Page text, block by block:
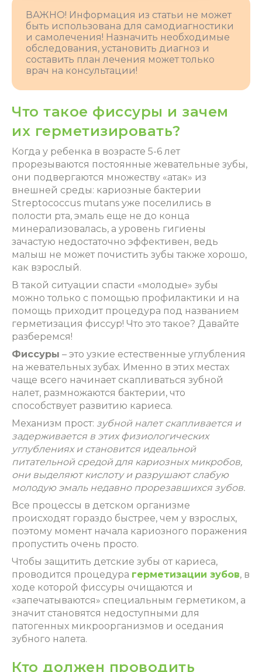
ВАЖНО! Информация из статьи не может
быть использована для самодиагностики
и самолечения! Назначить необходимые
обследования, установить диагноз и
составить план лечения может только
врач на консультации!
Что такое фиссуры и зачем
их герметизировать?
Когда у ребенка в возрасте 5-6 лет
прорезываются постоянные жевательные зубы,
они подвергаются множеству «атак»‎ из
внешней среды: кариозные бактерии
Streptococсus mutans уже поселились в
полости рта, эмаль еще не до конца
минерализовалась, а уровень гигиены
зачастую недостаточно эффективен, ведь
малыш не может почистить зубы также хорошо,
как взрослый.
В такой ситуации спасти «молодые»‎ зубы
можно только с помощью профилактики и на
помощь приходит процедура под названием
герметизация фиссур! Что это такое? Давайте
разберемся!
Фиссуры – это узкие естественные углубления
на жевательных зубах. Именно в этих местах
чаще всего начинает скапливаться зубной
налет, размножаются бактерии, что
способствует развитию кариеса.
Механизм прост: зубной налет скапливается и
задерживается в этих физиологических
углублениях и становится идеальной
питательной средой для кариозных микробов,
они выделяют кислоту и разрушают слабую
молодую эмаль недавно прорезавшихся зубов.
Все процессы в детском организме
происходят гораздо быстрее, чем у взрослых,
поэтому момент начала кариозного поражения
пропустить очень просто.
Чтобы защитить детские зубы от кариеса,
проводится процедура герметизации зубов, в
ходе которой фиссуры очищаются и
«запечатываются»‎ специальным герметиком, а
значит становятся недоступными для
патогенных микроорганизмов и оседания
зубного налета.
Кто должен проводить